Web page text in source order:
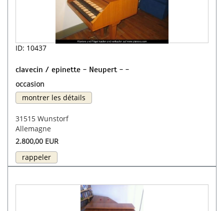
ID: 10437
clavecin / epinette - Neupert - -
occasion
montrer les détails
31515 Wunstorf
Allemagne
2.800,00 EUR
rappeler